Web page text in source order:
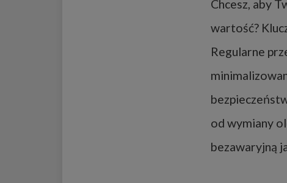
Chcesz, aby
wartość?
Regularne
od wymiany
bezawaryjną